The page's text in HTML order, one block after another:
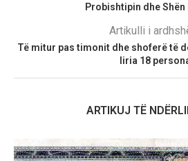
Probishtipin dhe
Artikulli i
Të mitur pas timonit dhe shoferë të
liria 18
ARTIKUJ TË